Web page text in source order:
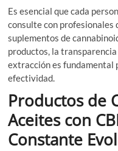
Es esencial que cada
consulte con profesionales
suplementos de
productos, la
extracción es fundamental
efectividad.
Productos de
Aceites con
Constante